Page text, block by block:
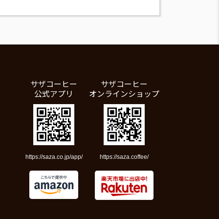
サザコーヒー
公式アプリ
https://saza.co.jp/app/
サザコーヒー
オンラインショップ
https://saza.coffee/